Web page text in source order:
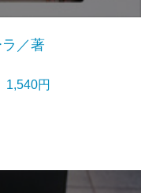
／著
1,540円